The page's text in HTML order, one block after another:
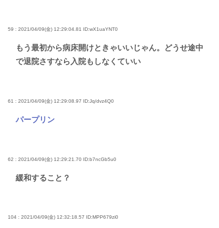
59 : 2021/04/09(金) 12:29:04.81 ID:wX1uaYNT0
もう最初から病床開けときゃいいじゃん。どうせ途中
で退院さすなら入院もしなくていい
61 : 2021/04/09(金) 12:29:08.97 ID:Jq/dvz4Q0
パープリン
62 : 2021/04/09(金) 12:29:21.70 ID:b7ncGb5u0
緩和すること？
104 : 2021/04/09(金) 12:32:18.57 ID:MPP679zi0